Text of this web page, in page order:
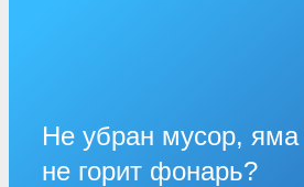
Не убран мусор, яма
не горит фонарь?